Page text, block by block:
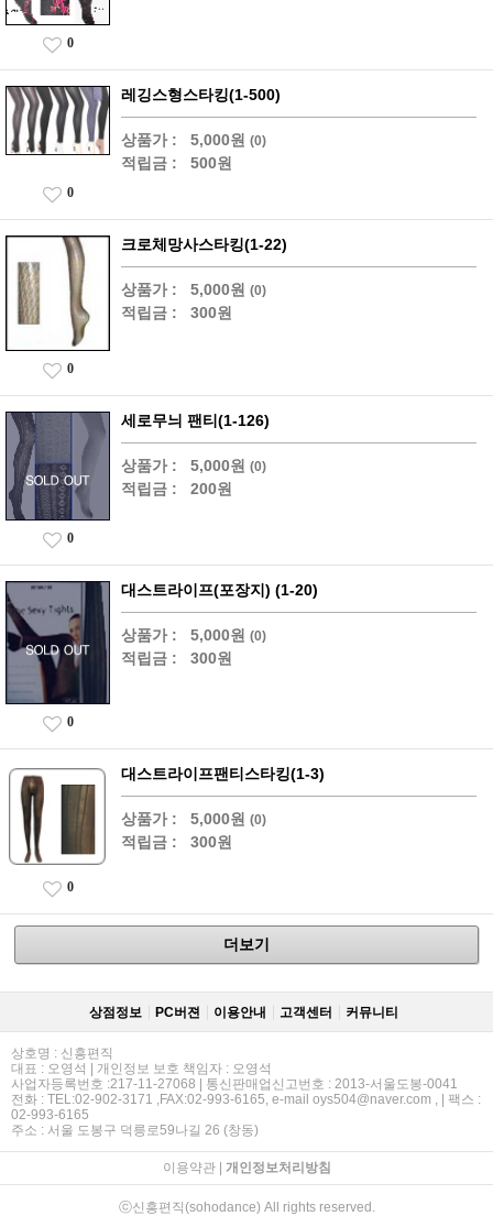
0
레깅스형스타킹(1-500)
상품가 : 5,000원 (0)
적립금 : 500원
0
크로체망사스타킹(1-22)
상품가 : 5,000원 (0)
적립금 : 300원
0
세로무늬 팬티(1-126)
상품가 : 5,000원 (0)
적립금 : 200원
0
대스트라이프(포장지) (1-20)
상품가 : 5,000원 (0)
적립금 : 300원
0
대스트라이프팬티스타킹(1-3)
상품가 : 5,000원 (0)
적립금 : 300원
0
더보기
상점정보 PC버젼 이용안내 고객센터 커뮤니티
상호명 : 신흥편직
대표 : 오영석 | 개인정보 보호 책임자 : 오영석
사업자등록번호 :217-11-27068 | 통신판매업신고번호 : 2013-서울도봉-0041
전화 : TEL:02-902-3171 ,FAX:02-993-6165, e-mail oys504@naver.com , | 팩스 :
02-993-6165
주소 : 서울 도봉구 덕릉로59나길 26 (창동)
이용약관| 개인정보처리방침
ⓒ신흥편직(sohodance) All rights reserved.